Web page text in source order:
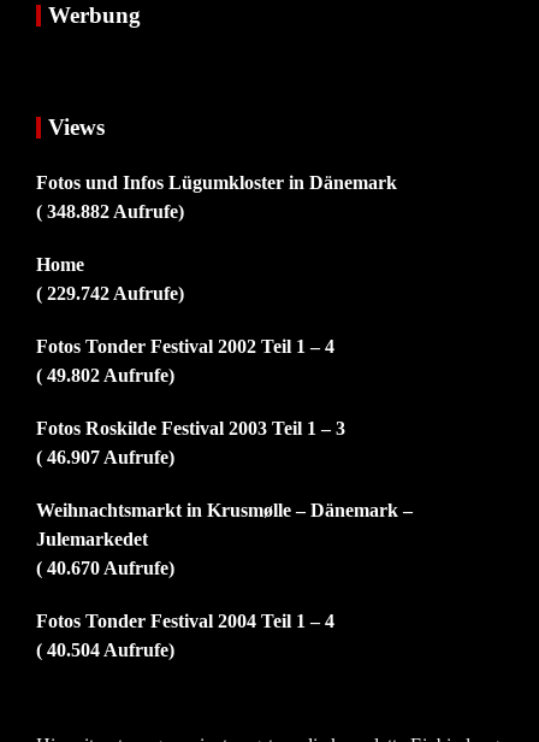
Werbung
Views
Fotos und Infos Lügumkloster in Dänemark
( 348.882 Aufrufe)
Home
( 229.742 Aufrufe)
Fotos Tonder Festival 2002 Teil 1 – 4
( 49.802 Aufrufe)
Fotos Roskilde Festival 2003 Teil 1 – 3
( 46.907 Aufrufe)
Weihnachtsmarkt in Krusmølle – Dänemark –
Julemarkedet
( 40.670 Aufrufe)
Fotos Tonder Festival 2004 Teil 1 – 4
( 40.504 Aufrufe)